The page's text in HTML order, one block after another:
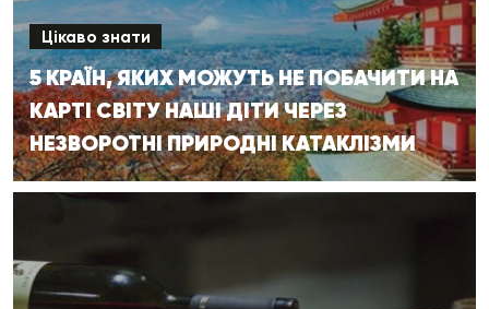
Цікаво знати
5 КРАЇН, ЯКИХ МОЖУТЬ НЕ ПОБАЧИТИ НА
КАРТІ СВІТУ НАШІ ДІТИ ЧЕРЕЗ
НЕЗВОРОТНІ ПРИРОДНІ КАТАКЛІЗМИ